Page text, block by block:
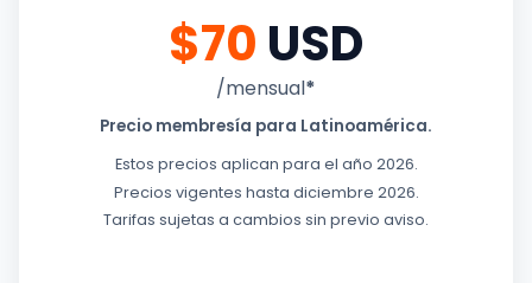
$70 USD
/mensual*
Precio membresía para Latinoamérica.
Estos precios aplican para el año 2026.
Precios vigentes hasta diciembre 2026.
Tarifas sujetas a cambios sin previo aviso.